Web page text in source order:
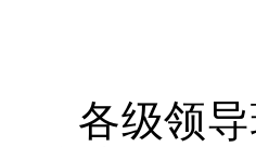
各级领